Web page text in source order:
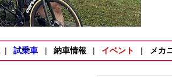
試乗車 納車情報 イベント メカ